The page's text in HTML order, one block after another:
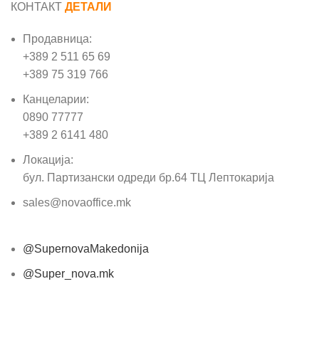
КОНТАКТ ДЕТАЛИ
Продавница:
+389 2 511 65 69
+389 75 319 766
Канцеларии:
0890 77777
+389 2 6141 480
Локација:
бул. Партизански одреди бр.64 ТЦ Лептокарија
sales@novaoffice.mk
@SupernovaMakedonija
@Super_nova.mk